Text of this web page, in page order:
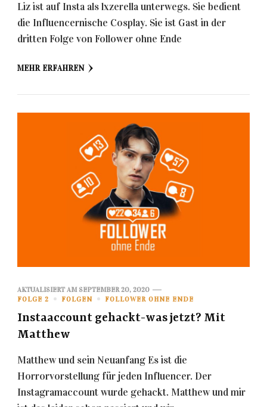
Liz ist auf Insta als lxzerella unterwegs. Sie bedient
die Influencernische Cosplay. Sie ist Gast in der
dritten Folge von Follower ohne Ende
MEHR ERFAHREN
AKTUALISIERT AM SEPTEMBER 20, 2020
FOLGE 2
FOLGEN FOLLOWER OHNE ENDE
Instaaccount gehackt-was jetzt? Mit
Matthew
Matthew und sein Neuanfang Es ist die
Horrorvorstellung für jeden Influencer. Der
Instagramaccount wurde gehackt. Matthew und mir